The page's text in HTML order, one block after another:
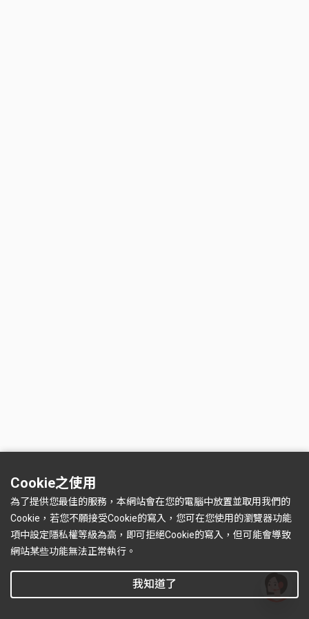
Cookie之使用
為了提供您最佳的服務，本網站會在您的電腦中放置並取用我們的
Cookie，若您不願接受Cookie的寫入，您可在您使用的瀏覽器功能
項中設定隱私權等級為高，即可拒絕Cookie的寫入，但可能會導致
網站某些功能無法正常執行。
我知道了